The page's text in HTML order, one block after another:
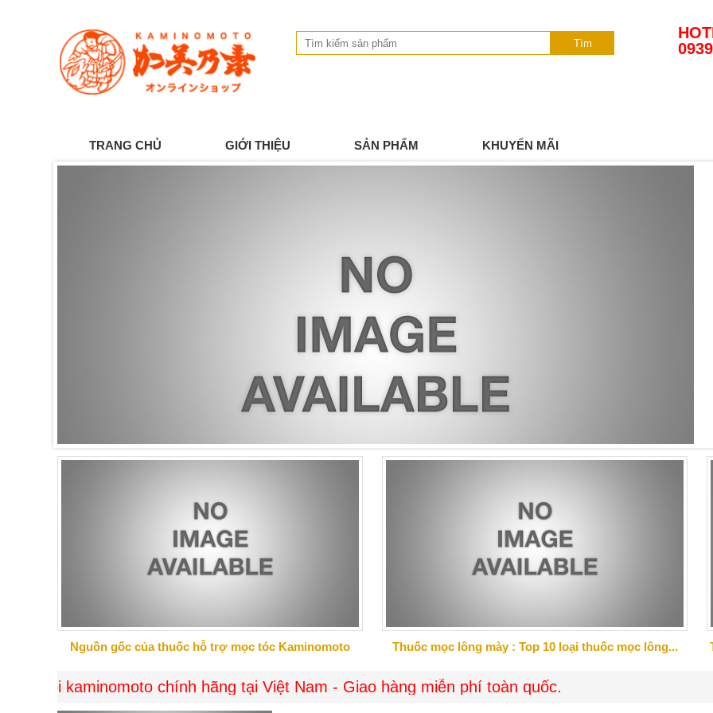
Tìm
TRANG CHỦ GIỚI THIỆU SẢN PHẨM KHUYẾN MÃI
đến cảm giác an toàn khi sử dụng.
Nguồn gốc của thuốc hỗ trợ mọc tóc Kaminomoto Thuốc mọc lông mày : Top 10 loại thuốc mọc lông...
kaminomoto chính hãng tại Việt Nam - Giao hàng miễn phí toàn quốc.